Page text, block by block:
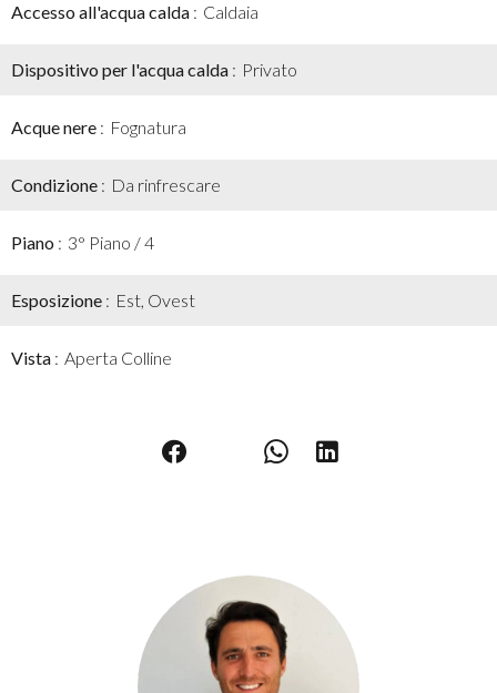
Accesso all'acqua calda Caldaia
Dispositivo per l'acqua calda Privato
Acque nere Fognatura
Condizione Da rinfrescare
Piano 3° Piano / 4
Esposizione Est, Ovest
Vista Aperta Colline